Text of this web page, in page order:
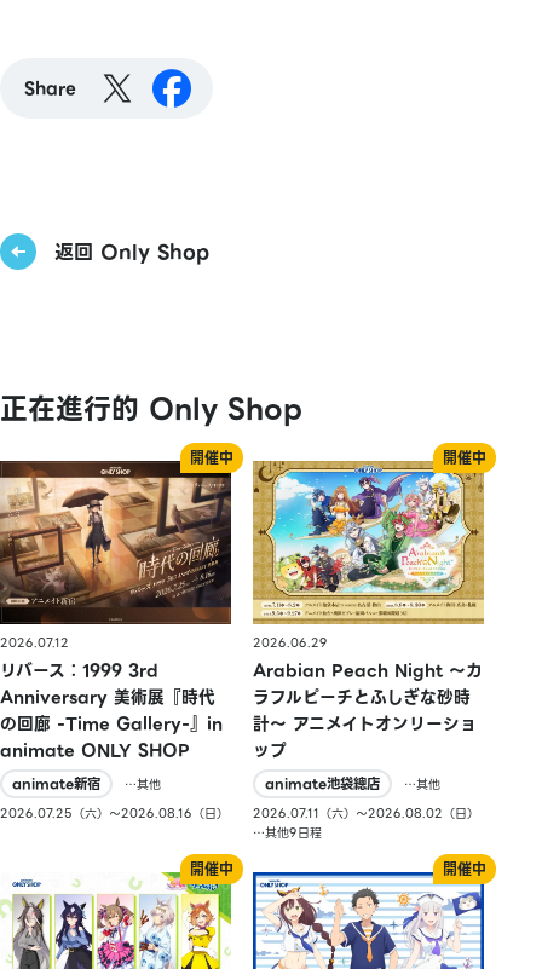
Share
返回 Only Shop
正在進行的 Only Shop
2026.07.12
リバース：1999 3rd
Anniversary 美術展『時代
の回廊 -Time Gallery-』in
animate ONLY SHOP
animate新宿
…其他
2026.07.25（六）〜2026.08.16（日）
2026.06.29
Arabian Peach Night 〜カ
ラフルピーチとふしぎな砂時
計〜 アニメイトオンリーショ
ップ
animate池袋總店
…其他
2026.07.11（六）〜2026.08.02（日）
…其他9日程